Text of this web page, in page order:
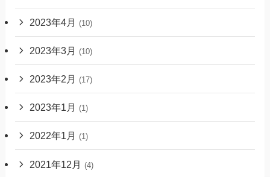
2023年4月 (10)
2023年3月 (10)
2023年2月 (17)
2023年1月 (1)
2022年1月 (1)
2021年12月 (4)